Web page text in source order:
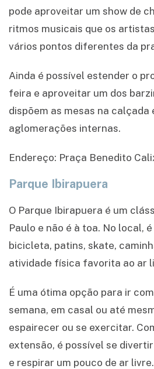
pode aproveitar um show de
ritmos musicais que os
vários pontos diferentes da
Ainda é possível estender o
feira e aproveitar um dos
dispõem as mesas na calçada
aglomerações internas.
Endereço: Praça Benedito
Parque Ibirapuera
O Parque Ibirapuera é um
Paulo e não é à toa. No local,
bicicleta, patins, skate,
atividade física favorita ao ar
É uma ótima opção para ir
semana, em casal ou até
espairecer ou se exercitar.
extensão, é possível se
e respirar um pouco de ar livre.